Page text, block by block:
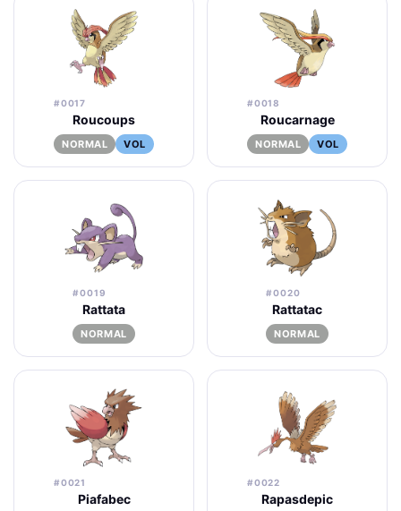
#0017
Roucoups
NORMAL VOL
#0018
Roucarnage
NORMAL VOL
#0019
Rattata
NORMAL
#0020
Rattatac
NORMAL
#0021
Piafabec
#0022
Rapasdepic